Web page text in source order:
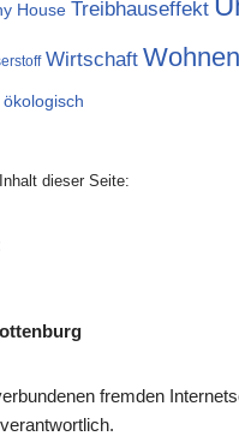
House Treibhauseffekt
Wirtschaft Wohnen
ökologisch
dieser Seite:
fremden